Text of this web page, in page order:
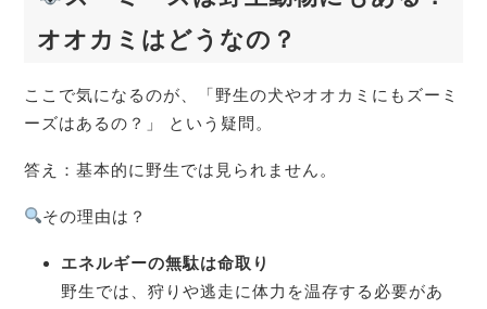
オオカミはどうなの？
ここで気になるのが、「野生の犬やオオカミにもズーミ
ーズはあるの？」 という疑問。
答え：基本的に野生では見られません。
その理由は？
エネルギーの無駄は命取り
野生では、狩りや逃走に体力を温存する必要があ